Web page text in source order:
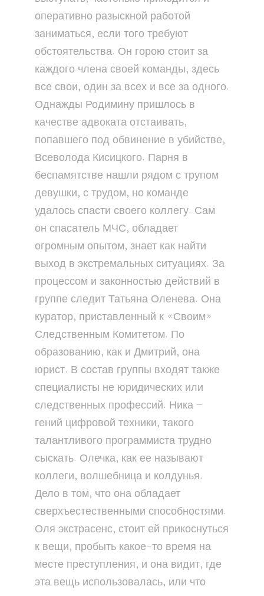
оперативно разыскной работой
заниматься, если того требуют
обстоятельства. Он горою стоит за
каждого члена своей команды, здесь
все свои, один за всех и все за одного.
Однажды Родимину пришлось в
качестве адвоката отстаивать,
попавшего под обвинение в убийстве,
Всеволода Кисицкого. Парня в
беспамятстве нашли рядом с трупом
девушки, с трудом, но команде
удалось спасти своего коллегу. Сам
он спасатель МЧС, обладает
огромным опытом, знает как найти
выход в экстремальных ситуациях. За
процессом и законностью действий в
группе следит Татьяна Оленева. Она
куратор, приставленный к «Своим»
Следственным Комитетом. По
образованию, как и Дмитрий, она
юрист. В состав группы входят также
специалисты не юридических или
следственных профессий. Ника –
гений цифровой техники, такого
талантливого программиста трудно
сыскать. Олечка, как ее называют
коллеги, волшебница и колдунья.
Дело в том, что она обладает
сверхъестественными способностями.
Оля экстрасенс, стоит ей прикоснуться
к вещи, пробыть какое-то время на
месте преступления, и она видит, где
эта вещь использовалась, или что